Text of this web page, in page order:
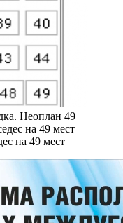
Неоплан 49
на 49 мест
на 49 мест